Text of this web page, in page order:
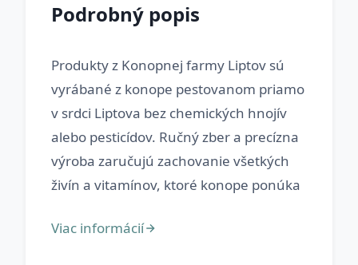
Podrobný popis
Produkty z Konopnej farmy Liptov sú
vyrábané z konope pestovanom priamo
v srdci Liptova bez chemických hnojív
alebo pesticídov. Ručný zber a precízna
výroba zaručujú zachovanie všetkých